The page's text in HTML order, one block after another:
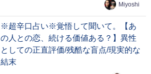
Miyoshi
※超辛口占い※覚悟して聞いて。【あ
の人との恋、続ける価値ある？】異性
としての正直評価/残酷な盲点/現実的な
結末